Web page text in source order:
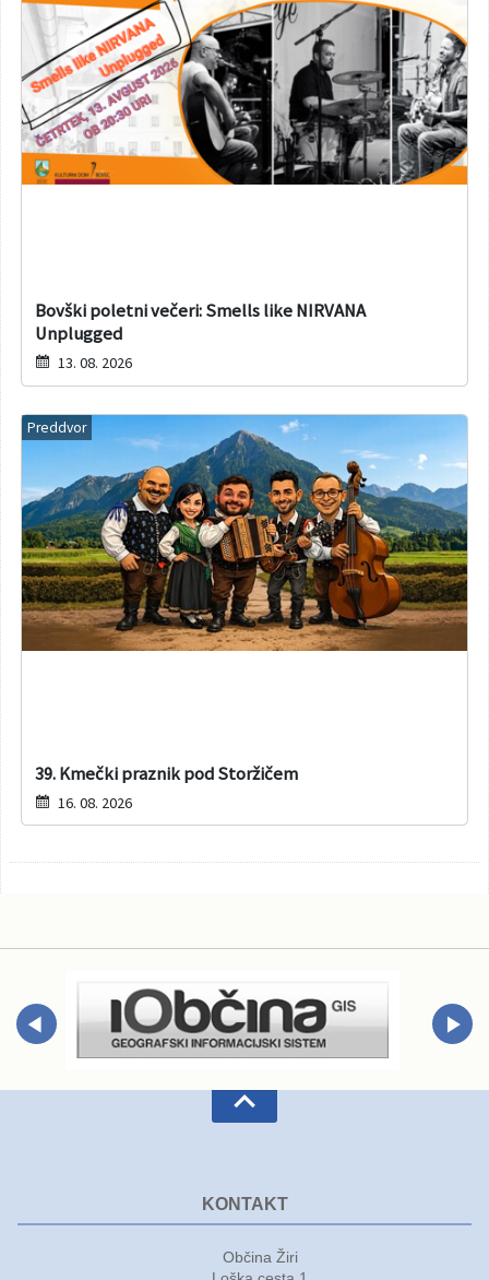
Bovški poletni večeri: Smells like NIRVANA
Unplugged
13. 08. 2026
Preddvor
39. Kmečki praznik pod Storžičem
16. 08. 2026
KONTAKT
Občina Žiri